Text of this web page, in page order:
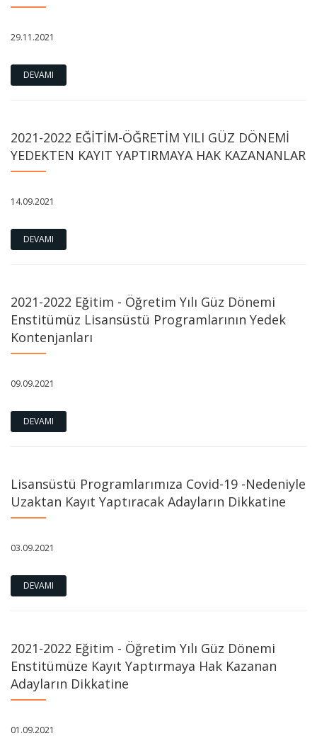
29.11.2021
DEVAMI
2021-2022 EĞİTİM-ÖĞRETİM YILI GÜZ DÖNEMİ
YEDEKTEN KAYIT YAPTIRMAYA HAK KAZANANLAR
14.09.2021
DEVAMI
2021-2022 Eğitim - Öğretim Yılı Güz Dönemi
Enstitümüz Lisansüstü Programlarının Yedek
Kontenjanları
09.09.2021
DEVAMI
Lisansüstü Programlarımıza Covid-19 -Nedeniyle
Uzaktan Kayıt Yaptıracak Adayların Dikkatine
03.09.2021
DEVAMI
2021-2022 Eğitim - Öğretim Yılı Güz Dönemi
Enstitümüze Kayıt Yaptırmaya Hak Kazanan
Adayların Dikkatine
01.09.2021